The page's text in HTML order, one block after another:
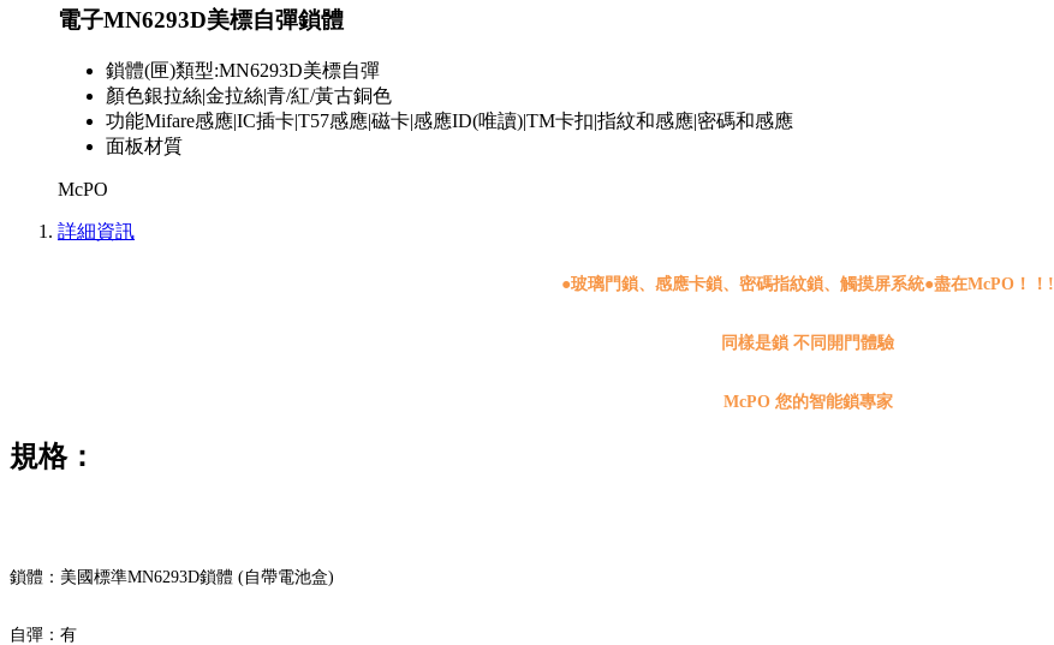
電子MN6293D美標自彈鎖體
鎖體(匣)類型:MN6293D美標自彈
顏色銀拉絲|金拉絲|青/紅/黃古銅色
功能Mifare感應|IC插卡|T57感應|磁卡|感應ID(唯讀)|TM卡扣|指紋和感應|密碼和感應
面板材質
McPO
詳細資訊
●玻璃門鎖、感應卡鎖、密碼指紋鎖、觸摸屏系統●盡在McPO！！!
同樣是鎖 不同開門體驗
McPO 您的智能鎖專家
規格：
鎖體：美國標準MN6293D鎖體 (自帶電池盒)
自彈：有